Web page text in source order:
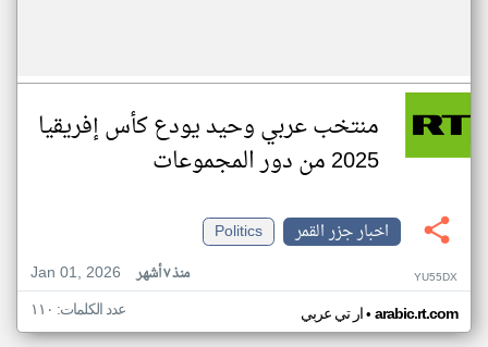
منتخب عربي وحيد يودع كأس إفريقيا
2025 من دور المجموعات
اخبار جزر القمر
Politics
Jan 01, 2026
منذ ٧ أشهر YU55DX
ار تي عربي• arabic.rt.com عدد الكلمات: ١١٠